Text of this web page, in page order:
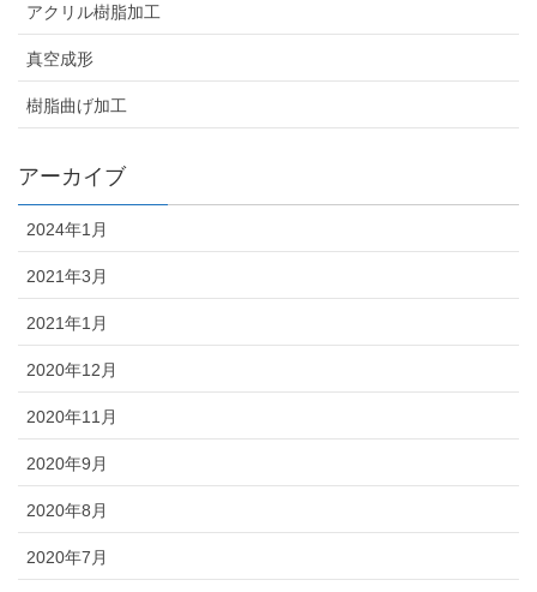
アクリル樹脂加工
真空成形
樹脂曲げ加工
アーカイブ
2024年1月
2021年3月
2021年1月
2020年12月
2020年11月
2020年9月
2020年8月
2020年7月